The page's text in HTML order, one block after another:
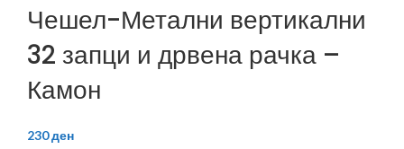
Чешел-Метални вертикални
32 запци и дрвена рачка –
Камон
230ден